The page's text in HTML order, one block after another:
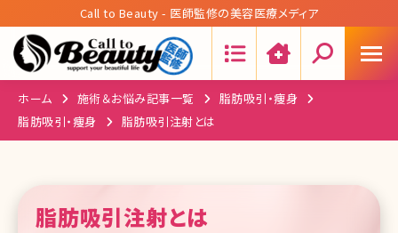
Call to Beauty - 医師監修の美容医療メディア
ホーム 施術＆お悩み記事一覧
脂肪吸引・痩身
脂肪吸引・痩身
脂肪吸引注射とは
脂肪吸引注射とは